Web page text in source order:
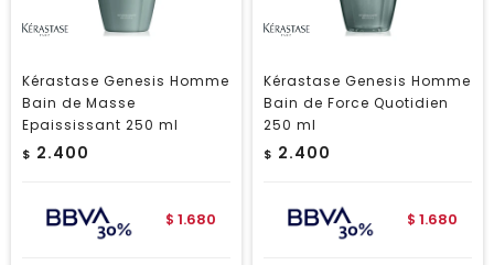
Kérastase Genesis Homme
Bain de Masse
Epaississant 250 ml
$ 2.400
$ 1.680
Kérastase Genesis Homme
Bain de Force Quotidien
250 ml
$ 2.400
$ 1.680